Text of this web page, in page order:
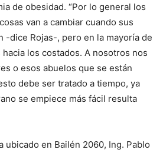
de obesidad. “Por lo general los
van a cambiar cuando sus
-dice Rojas-, pero en la mayoría de
los costados. A nosotros nos
o esos abuelos que se están
debe ser tratado a tiempo, ya
se empiece más fácil resulta
ubicado en Bailén 2060, Ing. Pablo